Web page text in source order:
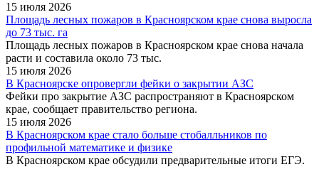
15 июля 2026
Площадь лесных пожаров в Красноярском крае снова выросла
до 73 тыс. га
Площадь лесных пожаров в Красноярском крае снова начала
расти и составила около 73 тыс.
15 июля 2026
В Красноярске опровергли фейки о закрытии АЗС
Фейки про закрытие АЗС распространяют в Красноярском
крае, сообщает правительство региона.
15 июля 2026
В Красноярском крае стало больше стобалльников по
профильной математике и физике
В Красноярском крае обсудили предварительные итоги ЕГЭ.